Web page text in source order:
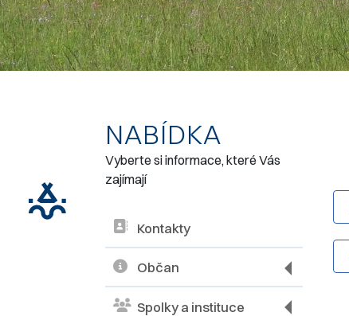
NABÍDKA
Vyberte si informace, které Vás
zajímají
Kontakty
Občan
Spolky a instituce